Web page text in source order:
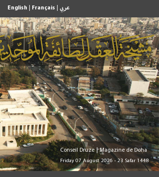
English Français عربي
Conseil Druze | Magazine de Doha
Friday 07 August 2026 - 23 Safar 1448